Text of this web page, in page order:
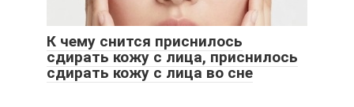
К чему снится приснилось
сдирать кожу с лица, приснилось
сдирать кожу с лица во сне